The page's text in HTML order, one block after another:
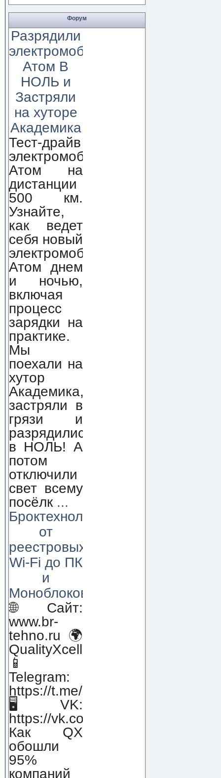
Форум
Разрядили
электромобиль
Атом В
НОЛЬ и
Застряли
на хуторе
Академика
Тест-драйв
электромобиля
Атом на
дистанции
500 км.
Узнайте,
как ведет
себя новый
электромобиль
Атом днем
и ночью,
включая
процесс
зарядки на
практике.
Мы
поехали на
хутор
Академика,
застряли в
грязи и
разрядились
в НОЛЬ! А
потом
отключили
свет всему
посёлк ...
Броктехнолоджи:
от
реестровых
Wi-Fi до ПК
и
Моноблоков!
🌐 Сайт:
www.br-
tehno.ru 🌍
QualityXcellence.ru
📱
Telegram:
https://t.me/qx_lab_IT
🖥 VK:
https://vk.com/qualityxcellenc
Как QX
обошли
95%
компаний